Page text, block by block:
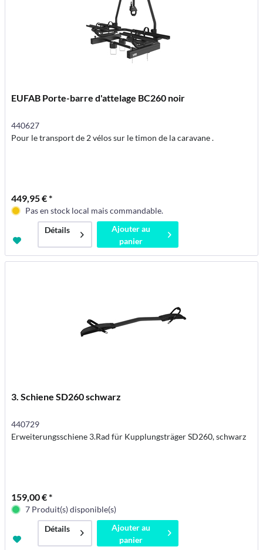
EUFAB Porte-barre d'attelage BC260 noir
440627
Pour le transport de 2 vélos sur le timon de la caravane .
449,95 € *
Pas en stock local mais commandable.
Détails
Ajouter au
panier
3. Schiene SD260 schwarz
440729
Erweiterungsschiene 3.Rad für Kupplungsträger SD260, schwarz
159,00 € *
7 Produit(s) disponible(s)
Détails
Ajouter au
panier